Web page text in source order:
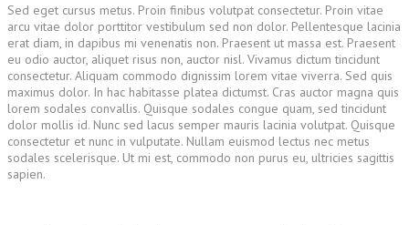
Sed eget cursus metus. Proin finibus volutpat consectetur. Proin vitae
arcu vitae dolor porttitor vestibulum sed non dolor. Pellentesque lacinia
erat diam, in dapibus mi venenatis non. Praesent ut massa est. Praesent
eu odio auctor, aliquet risus non, auctor nisl. Vivamus dictum tincidunt
consectetur. Aliquam commodo dignissim lorem vitae viverra. Sed quis
maximus dolor. In hac habitasse platea dictumst. Cras auctor magna quis
lorem sodales convallis. Quisque sodales congue quam, sed tincidunt
dolor mollis id. Nunc sed lacus semper mauris lacinia volutpat. Quisque
consectetur et nunc in vulputate. Nullam euismod lectus nec metus
sodales scelerisque. Ut mi est, commodo non purus eu, ultricies sagittis
sapien.